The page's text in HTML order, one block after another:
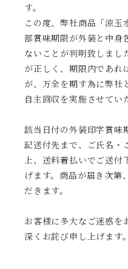
す。
この度、弊社商品「涼玉
部賞味期限が外装と中身
ないことが判明致しまし
が正しく、期限内であれ
が、万全を期す為に弊社
自主回収を実施させてい
該当日付の外装印字賞味
記送付先まで、ご氏名・
上、送料着払いでご送付
げます。商品が届き次第
だきます。
お客様に多大なご迷惑を
深くお詫び申し上げます。